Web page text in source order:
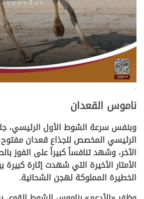
.
ناموس القعدان
وبنفس سرعة الشوط الأول الرئيسي،
الرئيسي المخصص للجذاع قعدان
الآخر، وشهد تنافساً كبيراً على الفوز
الأمتار الأخيرة التي شهدت إثارة
الخطيرة المملوكة لهجن الشحانية.